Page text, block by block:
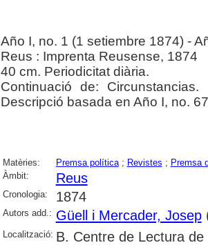
Año I, no. 1 (1 setiembre 1874) -
Reus : Imprenta Reusense, 1874
40 cm. Periodicitat diària.
Continuació de:
Descripció basada en Año I, no.
Matèries: Premsa política; Revistes ; Premsa
Àmbit:
Reus
Cronologia: 1874
Autors add.: Güell i Mercader, Josep
Localització: B. Centre de Lectura de